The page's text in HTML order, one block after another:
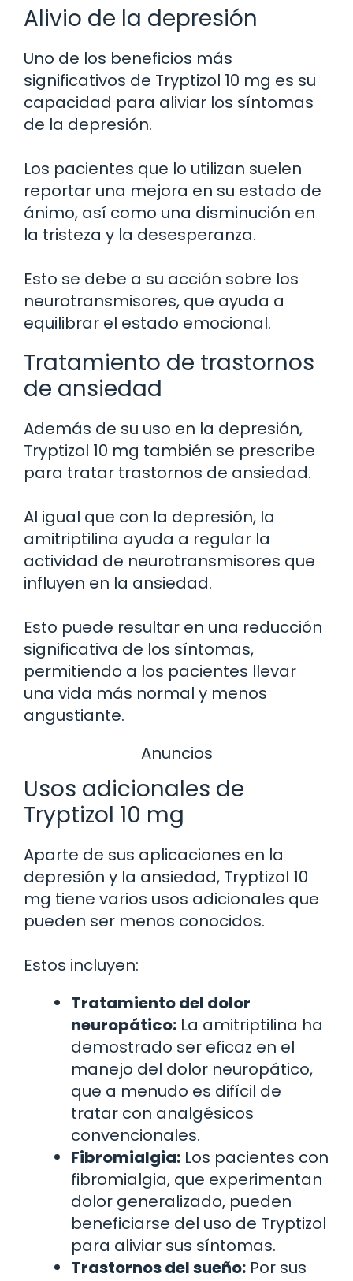
Alivio de la depresión
Uno de los beneficios más
significativos de Tryptizol 10 mg es su
capacidad para aliviar los síntomas
de la depresión.
Los pacientes que lo utilizan suelen
reportar una mejora en su estado de
ánimo, así como una disminución en
la tristeza y la desesperanza.
Esto se debe a su acción sobre los
neurotransmisores, que ayuda a
equilibrar el estado emocional.
Tratamiento de trastornos
de ansiedad
Además de su uso en la depresión,
Tryptizol 10 mg también se prescribe
para tratar trastornos de ansiedad.
Al igual que con la depresión, la
amitriptilina ayuda a regular la
actividad de neurotransmisores que
influyen en la ansiedad.
Esto puede resultar en una reducción
significativa de los síntomas,
permitiendo a los pacientes llevar
una vida más normal y menos
angustiante.
Anuncios
Usos adicionales de
Tryptizol 10 mg
Aparte de sus aplicaciones en la
depresión y la ansiedad, Tryptizol 10
mg tiene varios usos adicionales que
pueden ser menos conocidos.
Estos incluyen:
Tratamiento del dolor
neuropático: La amitriptilina ha
demostrado ser eficaz en el
manejo del dolor neuropático,
que a menudo es difícil de
tratar con analgésicos
convencionales.
Fibromialgia: Los pacientes con
fibromialgia, que experimentan
dolor generalizado, pueden
beneficiarse del uso de Tryptizol
para aliviar sus síntomas.
Trastornos del sueño: Por sus